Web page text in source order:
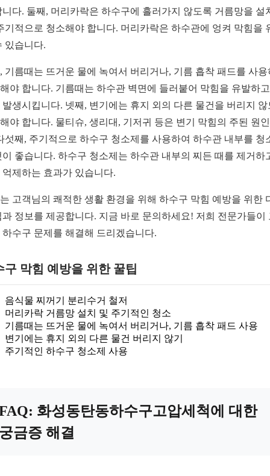
니다. 둘째, 머리카락은 하수구에 흘러가지 않도록 거름망을 설
기적으로 청소해야 합니다. 머리카락은 하수관에 엉켜 막힘을
있습니다.
기름때는 뜨거운 물에 녹여서 버리거나, 기름 흡착 패드를 사용
야 합니다. 기름때는 하수관 벽면에 들러붙어 막힘을 유발하
발생시킵니다. 넷째, 변기에는 휴지 외의 다른 물건을 버리지 않
야 합니다. 물티슈, 생리대, 기저귀 등은 변기 막힘의 주된 원
섯째, 주기적으로 하수구 청소제를 사용하여 하수관 내부를 청
이 좋습니다. 하수구 청소제는 하수관 내부의 찌든 때를 제거하
억제하는 효과가 있습니다.
고객님의 쾌적한 생활 환경을 위해 하수구 막힘 예방을 위한
과 정보를 제공합니다. 지금 바로 문의하세요! 저희 전문가들이
하수구 문제를 해결해 드리겠습니다.
구 막힘 예방을 위한 꿀팁
음식물 찌꺼기 분리수거 철저
머리카락 거름망 설치 및 주기적인 청소
기름때는 뜨거운 물에 녹여서 버리거나, 기름 흡착 패드 사용
변기에는 휴지 외의 다른 물건 버리지 않기
주기적인 하수구 청소제 사용
화성동탄동하수구고압세척에 대한
금증 해결